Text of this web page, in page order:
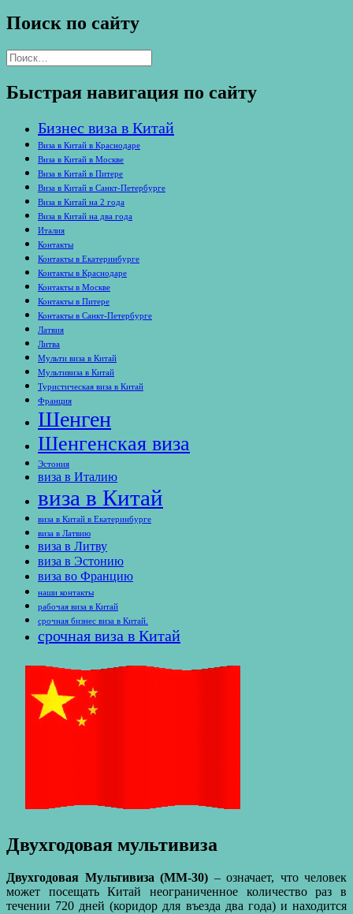
Поиск по сайту
Найти:
Быстрая навигация по сайту
Бизнес виза в Китай
Виза в Китай в Краснодаре
Виза в Китай в Москве
Виза в Китай в Питере
Виза в Китай в Санкт-Петербурге
Виза в Китай на 2 года
Виза в Китай на два года
Италия
Контакты
Контакты в Екатеринбурге
Контакты в Краснодаре
Контакты в Москве
Контакты в Питере
Контакты в Санкт-Петербурге
Латвия
Литва
Мульти виза в Китай
Мультивиза в Китай
Туристическая виза в Китай
Франция
Шенген
Шенгенская виза
Эстония
виза в Италию
виза в Китай
виза в Китай в Екатеринбурге
виза в Латвию
виза в Литву
виза в Эстонию
виза во Францию
наши контакты
рабочая виза в Китай
срочная бизнес виза в Китай.
срочная виза в Китай
Двухгодовая мультивиза
Двухгодовая Мультивиза (ММ-30) – означает, что человек
может посещать Китай неограниченное количество раз в
течении 720 дней (коридор для въезда два года) и находится